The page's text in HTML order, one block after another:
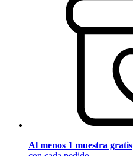
Al menos 1 muestra gratis